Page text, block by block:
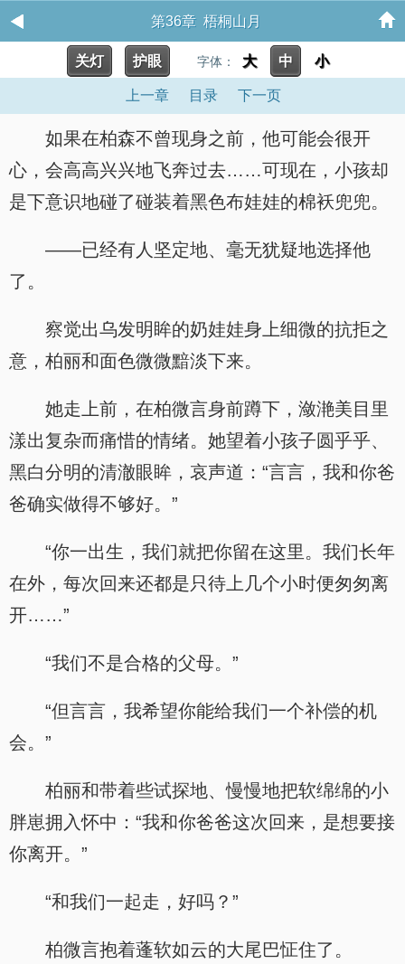
第36章 梧桐山月
关灯 护眼 字体： 大 中 小
上一章 目录 下一页
如果在柏森不曾现身之前，他可能会很开
心，会高高兴兴地飞奔过去……可现在，小孩却
是下意识地碰了碰装着黑色布娃娃的棉袄兜兜。
——已经有人坚定地、毫无犹疑地选择他
了。
察觉出乌发明眸的奶娃娃身上细微的抗拒之
意，柏丽和面色微微黯淡下来。
她走上前，在柏微言身前蹲下，潋滟美目里
漾出复杂而痛惜的情绪。她望着小孩子圆乎乎、
黑白分明的清澈眼眸，哀声道：“言言，我和你爸
爸确实做得不够好。”
“你一出生，我们就把你留在这里。我们长年
在外，每次回来还都是只待上几个小时便匆匆离
开……”
“我们不是合格的父母。”
“但言言，我希望你能给我们一个补偿的机
会。”
柏丽和带着些试探地、慢慢地把软绵绵的小
胖崽拥入怀中：“我和你爸爸这次回来，是想要接
你离开。”
“和我们一起走，好吗？”
柏微言抱着蓬软如云的大尾巴怔住了。